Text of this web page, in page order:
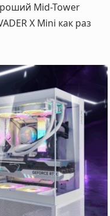
Mid-Tower
X Mini как раз